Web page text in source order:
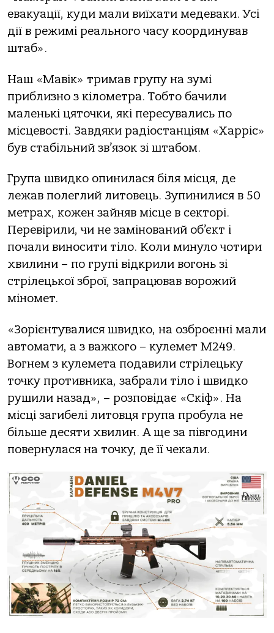
евакуації, куди мали виїхати медеваки. Усі
дії в режимі реального часу координував
штаб».
Наш «Мавік» тримав групу на зумі
приблизно з кілометра. Тобто бачили
маленькі цяточки, які пересувались по
місцевості. Завдяки радіостанціям «Харріс»
був стабільний зв’язок зі штабом.
Група швидко опинилася біля місця, де
лежав полеглий литовець. Зупинилися в 50
метрах, кожен зайняв місце в секторі.
Перевірили, чи не замінований об’єкт і
почали виносити тіло. Коли минуло чотири
хвилини – по групі відкрили вогонь зі
стрілецької зброї, запрацював ворожий
міномет.
«Зорієнтувалися швидко, на озброєнні мали
автомати, а з важкого – кулемет М249.
Вогнем з кулемета подавили стрілецьку
точку противника, забрали тіло і швидко
рушили назад», – розповідає «Скіф». На
місці загибелі литовця група пробула не
більше десяти хвилин. А ще за півгодини
повернулася на точку, де її чекали.